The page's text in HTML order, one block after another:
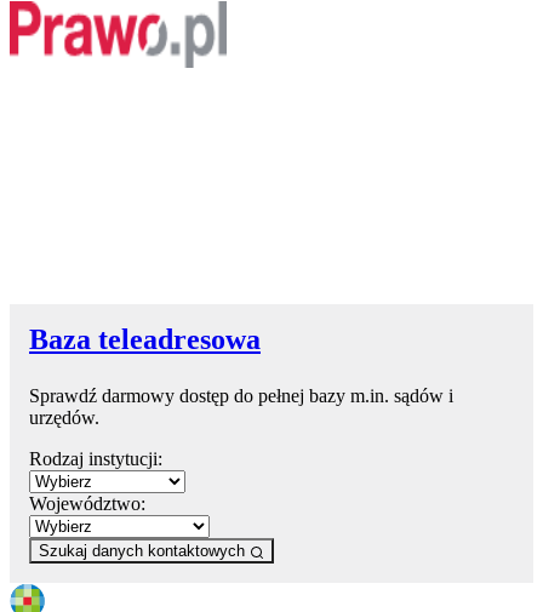
Baza teleadresowa
Sprawdź darmowy dostęp do pełnej bazy m.in. sądów i
urzędów.
Rodzaj instytucji:
Województwo:
Szukaj danych kontaktowych